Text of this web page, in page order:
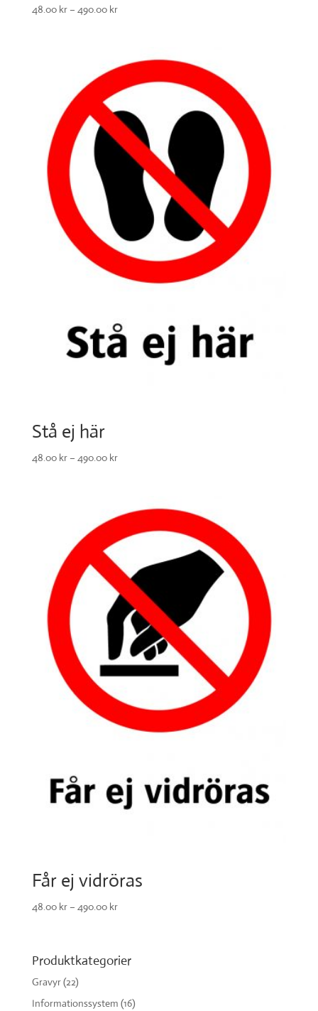
48.00 kr– 490.00 kr
Stå ej här
48.00 kr– 490.00 kr
Får ej vidröras
48.00 kr– 490.00 kr
Produktkategorier
Gravyr(22)
Informationssystem (16)